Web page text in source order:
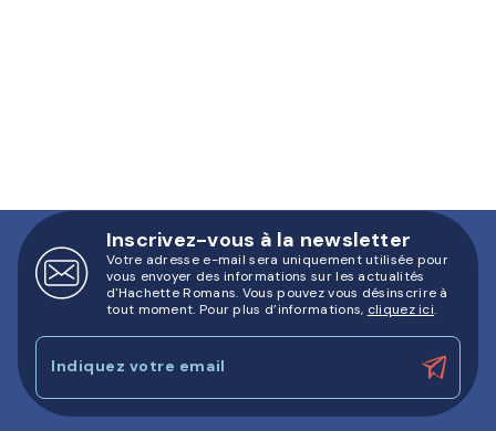
Inscrivez-vous à la newsletter
Votre adresse e-mail sera uniquement utilisée pour
vous envoyer des informations sur les actualités
d'Hachette Romans. Vous pouvez vous désinscrire à
tout moment. Pour plus d’informations, cliquez ici.
Indiquez votre email